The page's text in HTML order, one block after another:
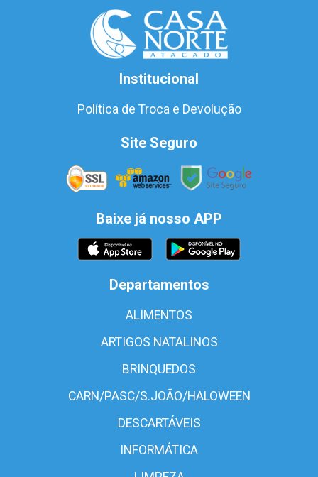
Institucional
Política de Troca e Devolução
Site Seguro
Baixe já nosso APP
Departamentos
ALIMENTOS
ARTIGOS NATALINOS
BRINQUEDOS
CARN/PASC/S.JOÃO/HALOWEEN
DESCARTÁVEIS
INFORMÁTICA